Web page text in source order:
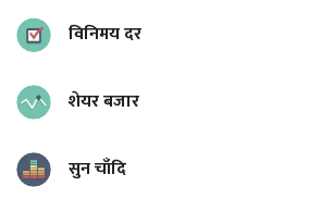
विनिमय दर
शेयर बजार
सुन चाँदि